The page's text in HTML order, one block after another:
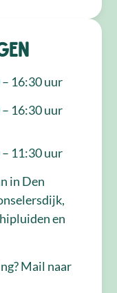
16:30 uur
16:30 uur
11:30 uur
in Den
en
Mail naar